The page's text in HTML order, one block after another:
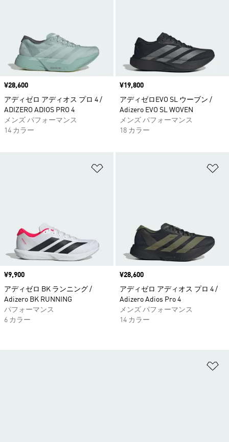
価格
¥28,600
アディゼロ アディオス プロ 4 /
ADIZERO ADIOS PRO 4
メンズ パフォーマンス
14 カラー
価格
¥19,800
アディゼロEVO SL ウーブン /
Adizero EVO SL WOVEN
メンズ パフォーマンス
18 カラー
価格
¥9,900
アディゼロ BK ランニング /
Adizero BK RUNNING
パフォーマンス
6 カラー
価格
¥28,600
アディゼロ アディオス プロ 4 /
Adizero Adios Pro 4
メンズ パフォーマンス
14 カラー